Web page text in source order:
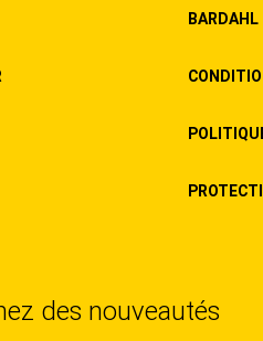
des nouveautés